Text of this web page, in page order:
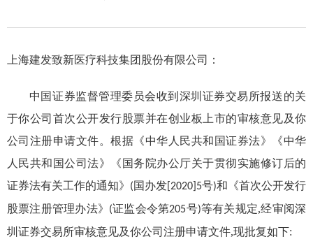
上海建发致新医疗科技集团股份有限公司 ：
中国证券监督管理委员会收到 深圳 证券交易所报送的关
于你公司首次公开发行股票并在创业板上市的审核意见及你
公司注册申请文件。根据《中华人民共和国证券法》《中华
人民共和国公司法》《国务院办公厅关于贯彻实施修订后的
证券法有关工作的通知》 ( 国办发 [2020]5号)和《首次公开发行
股票注册管理办法》 (证监会令第205号)等有关规定,经审阅深
圳 证券交易所审核意见及你公司注册申请文件,现批复如下: